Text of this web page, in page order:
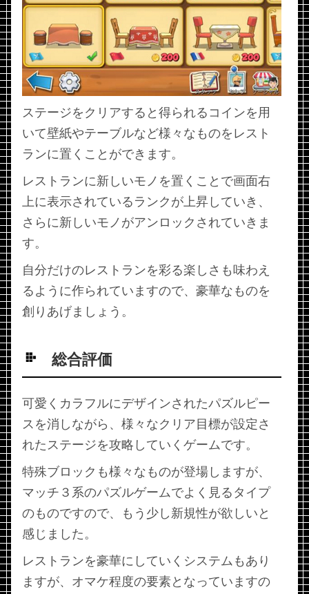
ステージをクリアすると得られるコインを用
いて壁紙やテーブルなど様々なものをレスト
ランに置くことができます。
レストランに新しいモノを置くことで画面右
上に表示されているランクが上昇していき、
さらに新しいモノがアンロックされていきま
す。
自分だけのレストランを彩る楽しさも味わえ
るように作られていますので、豪華なものを
創りあげましょう。
総合評価
可愛くカラフルにデザインされたパズルピー
スを消しながら、様々なクリア目標が設定さ
れたステージを攻略していくゲームです。
特殊ブロックも様々なものが登場しますが、
マッチ３系のパズルゲームでよく見るタイプ
のものですので、もう少し新規性が欲しいと
感じました。
レストランを豪華にしていくシステムもあり
ますが、オマケ程度の要素となっていますの